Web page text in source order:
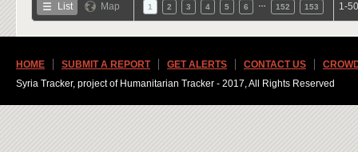
List Map 1 2 3 4 5 6 152 153 1-
HOME SUBMIT A REPORT GET ALERTS CONTACT US
Syria Tracker, project of Humanitarian Tracker - 2017, All Rights Reserved